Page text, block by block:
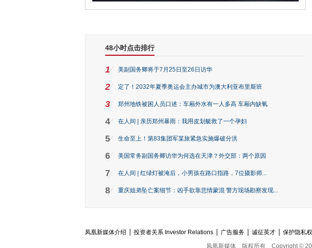
48小时点击排行
1 美副国务卿将于7月25日至26日访华
2 定了！2032年夏季奥运会主办城市为澳大利亚布里斯班
3 郑州地铁被困人员口述：车厢外水有一人多高 车厢内缺氧
4 在人间 | 亲历郑州暴雨：我用皮划艇救了一个孕妇
5 生命至上！第83集团军某旅紧急实施爆破分洪
6 美国常务副国务卿访华为何选在天津？外交部：两个原因
7 在人间 | 红绿灯被淹后，小男孩在路口指路，7位摄影师...
8 重庆姐弟坠亡案细节：凶手欲靠悲情蒙混 警方现场勘察发现...
凤凰新媒体介绍 投资者关系 Investor Relations 广告服务 诚征英才 保护隐私权
凤凰新媒体
版权所有 Copyright ©